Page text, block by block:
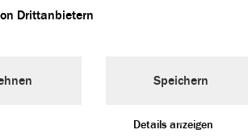
Drittanbietern
Speichern
Details anzeigen